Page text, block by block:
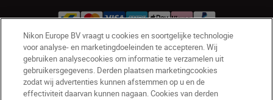
BE(nl) Nikon Sites
Contact opnemen
Privacyverklaring
Gebruiksvoorwaarden
Nikon Europe BV vraagt u cookies en soortgelijke technologie
voor analyse- en marketingdoeleinden te accepteren. Wij
gebruiken analysecookies om informatie te verzamelen uit
gebruikersgegevens. Derden plaatsen marketingcookies
zodat wij advertenties kunnen afstemmen op u en de
effectiviteit daarvan kunnen nagaan. Cookies van derden